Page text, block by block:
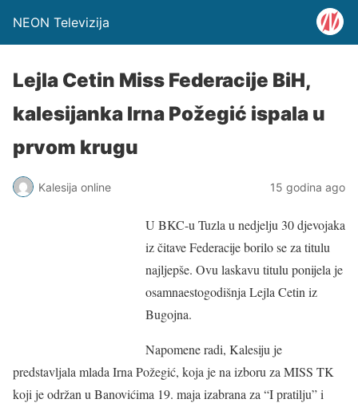
NEON Televizija
Lejla Cetin Miss Federacije BiH,
kalesijanka Irna Požegić ispala u
prvom krugu
Kalesija online 15 godina ago
U BKC-u Tuzla u nedjelju 30 djevojaka
iz čitave Federacije borilo se za titulu
najljepše. Ovu laskavu titulu ponijela je
osamnaestogodišnja Lejla Cetin iz
Bugojna.
Napomene radi, Kalesiju je
predstavljala mlada Irna Požegić, koja je na izboru za MISS TK
koji je održan u Banovićima 19. maja izabrana za “I pratilju” i